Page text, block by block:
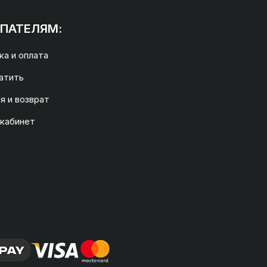
и оплата
и возврат